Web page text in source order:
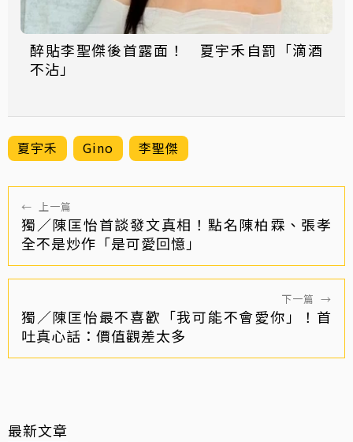
醉貼李聖傑後首露面！ 夏宇禾自罰「滴酒
不沾」
夏宇禾 Gino 李聖傑
← 上一篇
獨／陳匡怡首談發文真相！點名陳柏霖、張孝
全不是炒作「是可愛回憶」
下一篇 →
獨／陳匡怡最不喜歡「我可能不會愛你」！首
吐真心話：價值觀差太多
最新文章